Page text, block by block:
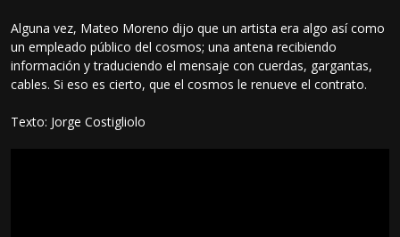
Alguna vez, Mateo Moreno dijo que un artista era algo así como
un empleado público del cosmos; una antena recibiendo
información y traduciendo el mensaje con cuerdas, gargantas,
cables. Si eso es cierto, que el cosmos le renueve el contrato.
Texto: Jorge Costigliolo